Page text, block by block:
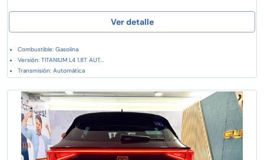
Ver detalle
Combustible: Gasolina
Versión: TITANIUM L4 1.8T AUT...
Transmisión: Automática